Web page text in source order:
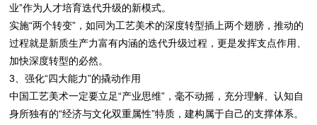
业”作为人才培育迭代升级的新模式。
实施“两个转变”，如同为工艺美术的深度转型插上两个翅膀，推动的
过程就是新质生产力富有内涵的迭代升级过程，更是发挥支点作用、
加快深度转型的必然。
3、强化“四大能力”的撬动作用
中国工艺美术一定要立足“产业思维”，毫不动摇，充分理解、认知自
身所独有的“经济与文化双重属性”特质，建构属于自己的支撑体系。